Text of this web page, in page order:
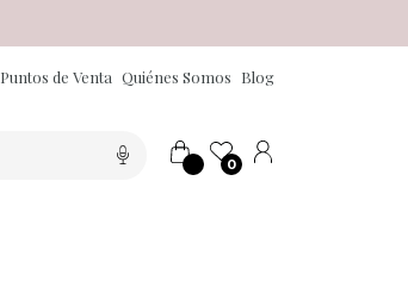
Puntos de Venta Quiénes Somos Blog
0